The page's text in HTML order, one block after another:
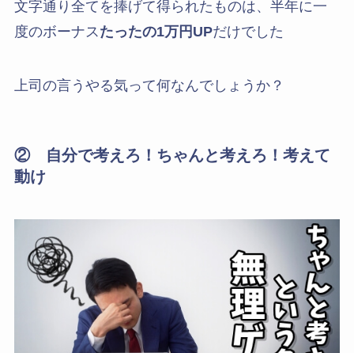
文字通り全てを捧げて得られたものは、半年に一
度のボーナスたったの1万円UPだけでした
上司の言うやる気って何なんでしょうか？
② 自分で考えろ！ちゃんと考えろ！考えて
動け